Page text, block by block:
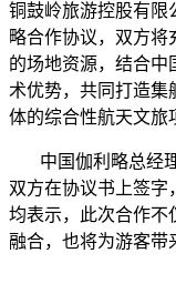
铜鼓岭旅游控股有限
略合作协议，双方将
的场地资源，结合中
术优势，共同打造集
体的综合性航天文旅
中国伽利略总经理
双方在协议书上签字
均表示，此次合作不
融合，也将为游客带